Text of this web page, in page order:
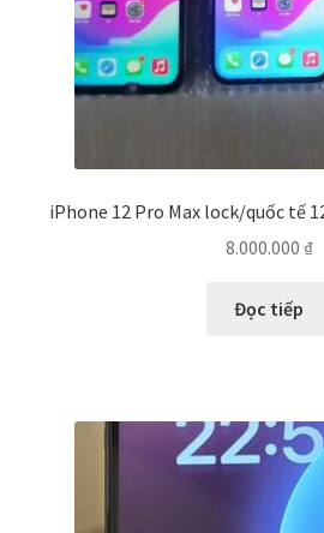
iPhone 12 Pro Max lock/quốc tế
8.000.000 ₫
Đọc tiếp